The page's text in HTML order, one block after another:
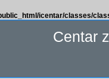
icentar/classes/
Centar